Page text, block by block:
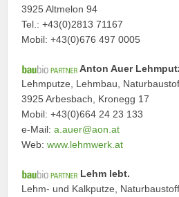
3925 Altmelon 94
Tel.: +43(0)2813 71167
Mobil: +43(0)676 497 0005
Anton Auer
Lehmputze, Lehmbau,
3925 Arbesbach, Kronegg 17
Mobil: +43(0)664 24 23 133
e-Mail:a.auer@aon.at
Web:www.lehmwerk.at
Lehm lebt.
Lehm- und Kalkputze,